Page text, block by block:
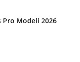
Pro Modeli 2026